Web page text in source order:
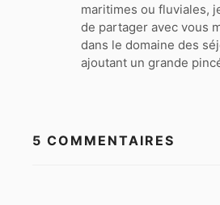
maritimes ou fluviales,
de partager avec vous
dans le domaine des
ajoutant un grande
5 COMMENTAIRES